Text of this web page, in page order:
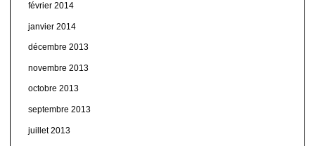
février 2014
janvier 2014
décembre 2013
novembre 2013
octobre 2013
septembre 2013
juillet 2013